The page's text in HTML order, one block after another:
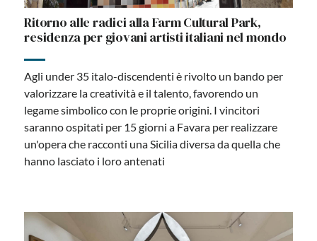
Ritorno alle radici alla Farm Cultural Park,
residenza per giovani artisti italiani nel mondo
Agli under 35 italo-discendenti è rivolto un bando per
valorizzare la creatività e il talento, favorendo un
legame simbolico con le proprie origini. I vincitori
saranno ospitati per 15 giorni a Favara per realizzare
un'opera che racconti una Sicilia diversa da quella che
hanno lasciato i loro antenati